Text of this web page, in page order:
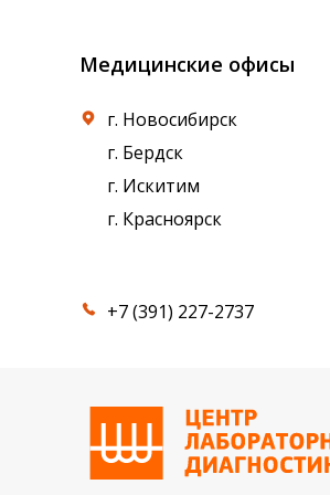
Медицинские офисы
г. Новосибирск
г. Бердск
г. Искитим
г. Красноярск
+7 (391) 227-2737